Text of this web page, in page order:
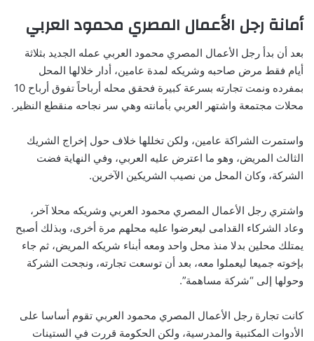
أمانة رجل الأعمال المصري محمود العربي
بعد أن بدأ رجل الأعمال المصري محمود العربي عمله الجديد بثلاثة
أيام فقط مرض صاحبه وشريكه لمدة عامين، أدار خلالها المحل
بمفرده ونمت تجارته بسرعة كبيرة فحقق محله أرباحاً تفوق أرباح 10
محلات مجتمعة واشتهر العربي بأمانته وهي سر نجاحه منقطع النظير.
واستمرت الشراكة عامين، ولكن تخللها خلاف حول إخراج الشريك
الثالث المريض، وهو ما اعترض عليه العربي، وفي النهاية فضت
الشركة، وكان المحل من نصيب الشريكين الآخرين.
واشتري رجل الأعمال المصري محمود العربي وشريكه محلا آخر،
وعاد الشركاء القدامى ليعرضوا عليه محلهم مرة أخرى، وبذلك أصبح
يمتلك محلين بدلا منذ محل واحد ومعه أبناء شريكه المريض، ثم جاء
بإخوته جميعا ليعملوا معه، بعد أن توسعت تجارته، ونجحت الشركة
وحولها إلى “شركة مساهمة”.
كانت تجارة رجل الأعمال المصري محمود العربي تقوم أساسا على
الأدوات المكتبية والمدرسية، ولكن الحكومة قررت في الستينات